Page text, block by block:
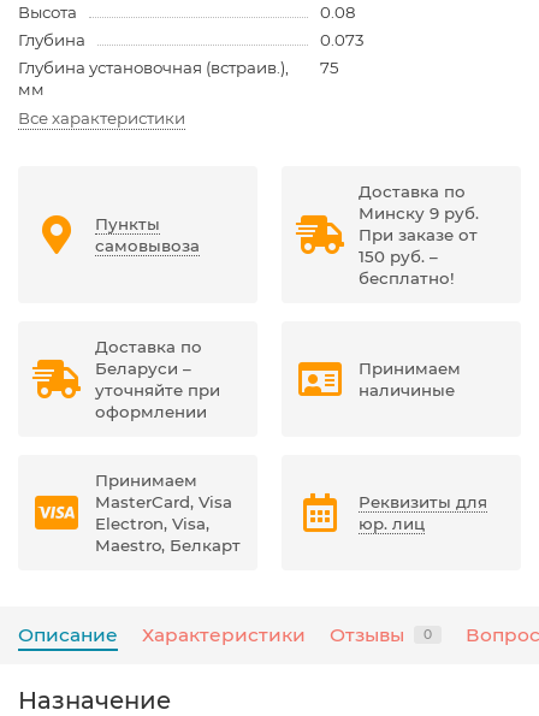
Высота
0.08
Глубина
0.073
Глубина установочная (встраив.),
мм
75
Все характеристики
Пункты
самовывоза
Доставка по
Минску 9 руб.
При заказе от
150 руб. –
бесплатно!
Доставка по
Беларуси –
уточняйте при
оформлении
Принимаем
наличиные
Принимаем
MasterCard, Visa
Electron, Visa,
Maestro, Белкарт
Реквизиты для
юр. лиц
Описание Характеристики Отзывы 0
Назначение